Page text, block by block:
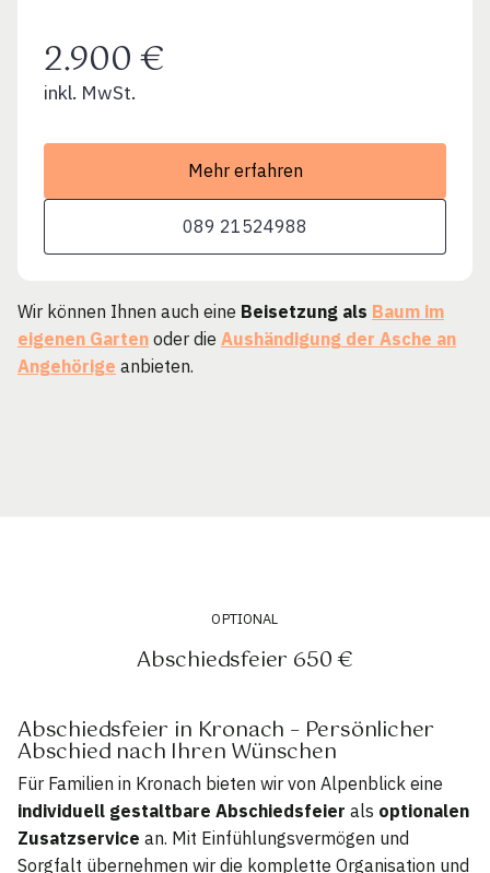
2.900 €
inkl. MwSt.
Mehr erfahren
089 21524988
Wir können Ihnen auch eine Beisetzung als Baum im
eigenen Garten oder die Aushändigung der Asche an
Angehörige anbieten.
OPTIONAL
Abschiedsfeier 650 €
Abschiedsfeier in Kronach – Persönlicher
Abschied nach Ihren Wünschen
Für Familien in Kronach bieten wir von Alpenblick eine
individuell gestaltbare Abschiedsfeier als optionalen
Zusatzservice an. Mit Einfühlungsvermögen und
Sorgfalt übernehmen wir die komplette Organisation und